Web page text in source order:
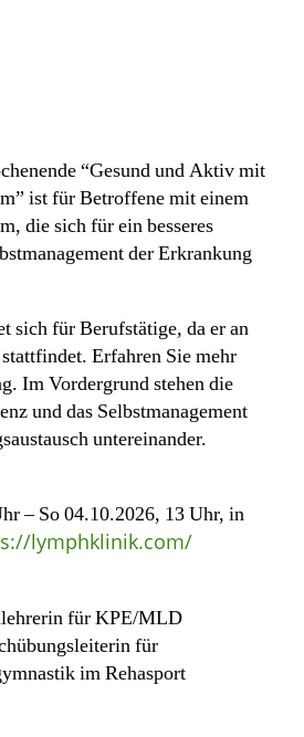
“Gesund und Aktiv mit
ist für Betroffene mit einem
die sich für ein besseres
der Erkrankung
sich für Berufstätige, da er an
Erfahren Sie mehr
Im Vordergrund stehen die
und das Selbstmanagement
untereinander.
– So 04.10.2026, 13 Uhr, in
lymphklinik.com/
für KPE/MLD
für
im Rehasport